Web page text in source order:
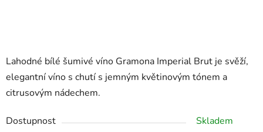
Lahodné bílé šumivé víno Gramona Imperial Brut je svěží,
elegantní víno s chutí s jemným květinovým tónem a
citrusovým nádechem.
Dostupnost
Skladem